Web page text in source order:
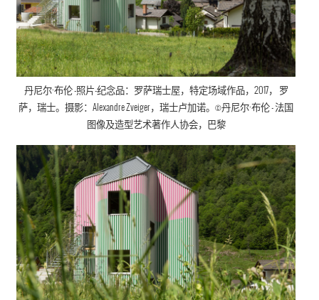
丹尼尔·布伦-照片-纪念品：罗萨瑞士屋， 特定场域作品， 2017， 罗
萨，瑞士。摄影：Alexandre Zveiger，瑞士卢加诺。©丹尼尔·布伦- 法国
图像及造型艺术著作人协会，巴黎